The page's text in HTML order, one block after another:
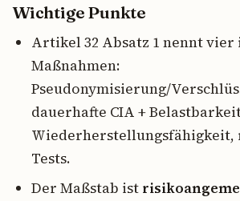
Wichtige Punkte
Artikel 32 Absatz 1 nennt
Maßnahmen:
Pseudonymisierung/
dauerhafte CIA +
Wiederherstellungsfähigkeit,
Tests.
Der Maßstab ist